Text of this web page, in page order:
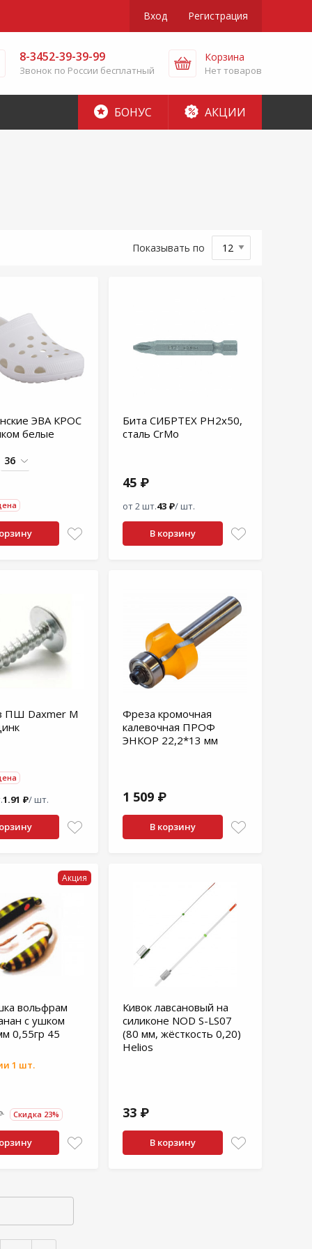
Вход Регистрация
8-3452-39-39-99
Звонок по России бесплатный
Корзина
Нет товаров
БОНУС АКЦИИ
Показывать по
ЭВА КРОС
белые
Бита СИБРТЕХ PH2х50,
сталь CrMo
45 ₽
от 2 шт.43 ₽/ шт.
В корзину
ПШ Daxmer M
1.91 ₽/ шт.
Фреза кромочная
калевочная ПРОФ
ЭНКОР 22,2*13 мм
1 509 ₽
В корзину
Акция
вольфрам
с ушком
0,55гр 45
1 шт.
Скидка 23%
Кивок лавсановый на
силиконе NOD S-LS07
(80 мм, жёсткость 0,20)
Helios
33 ₽
В корзину